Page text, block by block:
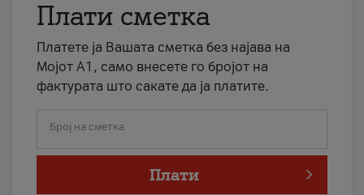
Плати сметка
Платете ја Вашата сметка без најава на
Мојот А1, само внесете го бројот на
фактурата што сакате да ја платите.
Број на сметка
Плати